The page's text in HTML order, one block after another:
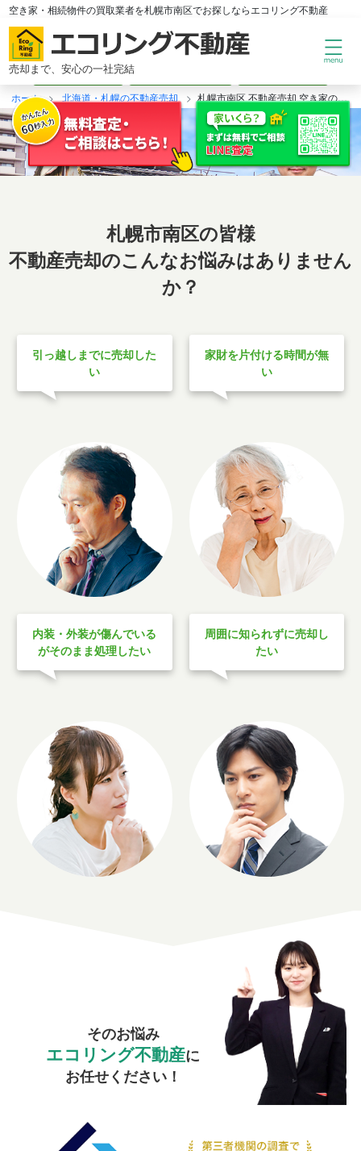
コ
ン
ン
ツ
ス
キ
ッ
プ
空き家・相続物件の買取業者を札幌市南区でお探しならエコリング不動産
売却まで、安心の一社完結
ホーム 北海道・札幌の不動産売却 札幌市南区 不動産売却 空き家の買取
もっと身近に、もっと楽に。
戸建て・マンションから空き家まで、リフォーム不要で丸ごと買取。
ゴミ屋敷OK
札幌市南区の皆様
不動産売却のこんなお悩みはありません
か？
引っ越しまでに売却した
い
家財を片付ける時間が無
い
内装・外装が傷んでいる
がそのまま処理したい
周囲に知られずに売却し
たい
そのお悩み
エコリング不動産に
お任せください！